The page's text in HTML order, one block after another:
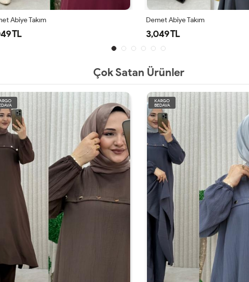
Abiye Takım
TL
Demet Abiye Takım
3,049 TL
Çok Satan Ürünler
KARGO
BEDAVA